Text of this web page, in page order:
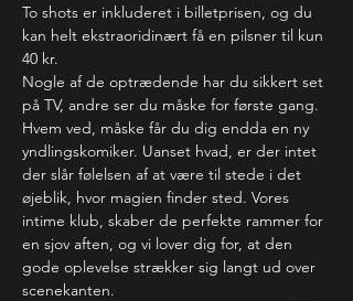
To shots er inkluderet i billetprisen, og du
kan helt ekstraoridinært få en pilsner til kun
40 kr.
Nogle af de optrædende har du sikkert set
på TV, andre ser du måske for første gang.
Hvem ved, måske får du dig endda en ny
yndlingskomiker. Uanset hvad, er der intet
der slår følelsen af at være til stede i det
øjeblik, hvor magien finder sted. Vores
intime klub, skaber de perfekte rammer for
en sjov aften, og vi lover dig for, at den
gode oplevelse strækker sig langt ud over
scenekanten.